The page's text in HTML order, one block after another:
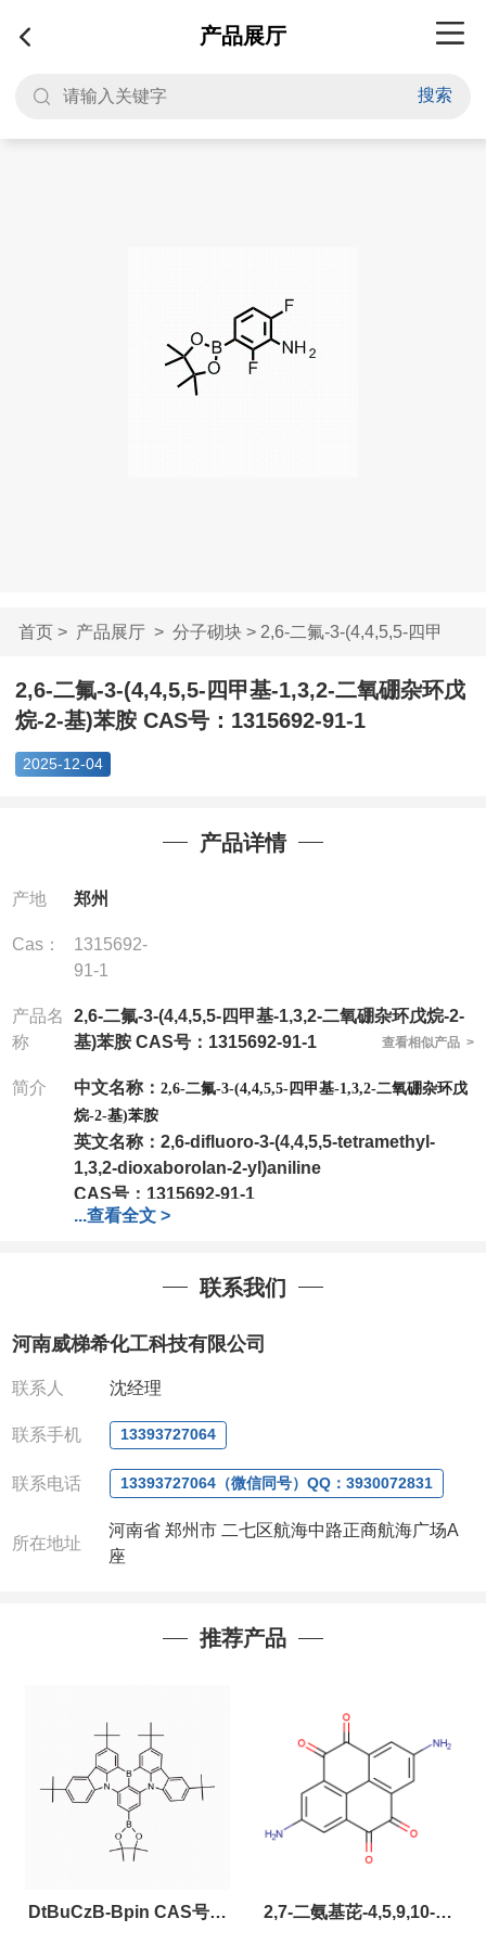
产品展厅
搜索
首页> 产品展厅> 分子砌块> 2,6-二氟-3-(4,4,5,5-四甲
基-1...
2,6-二氟-3-(4,4,5,5-四甲基-1,3,2-二氧硼杂环戊
烷-2-基)苯胺 CAS号：1315692-91-1
2025-12-04
产品详情
产地 郑州
Cas：
1315692-
91-1
产品名
称
2,6-二氟-3-(4,4,5,5-四甲基-1,3,2-二氧硼杂环戊烷-2-
基)苯胺 CAS号：1315692-91-1
查看相似产品 >
简介 中文名称： 2,6-二氟-3-(4,4,5,5-四甲基-1,3,2-二氧硼杂环戊
烷-2-基)苯胺
英文名称： 2,6-difluoro-3-(4,4,5,5-tetramethyl-
1,3,2-dioxaborolan-2-yl)aniline
CAS号： 1315692-91-1
分子式：C12H16BF2NO2
1Mg ; 5Mg;10Mg ;100Mg;250Mg ;500Mg
;1g;2.5g ;5g ;10g可根据客户需求进行分装
作中有用到的试剂,欢迎前来询购
全额退款 并承担所有运费。
:0371-63377391/13393727064
QQ:3930072831
:13393727064
联系人: 沈晓东(欢迎致电,或QQ、微信联系)
...查看全文 >
联系我们
河南威梯希化工科技有限公司
联系人 沈经理
联系手机 13393727064
联系电话 13393727064（微信同号）QQ：3930072831
所在地址
河南省 郑州市 二七区航海中路正商航海广场A
座
推荐产品
DtBuCzB-Bpin CAS号： 2,7-二氨基芘-4,5,9,10-四